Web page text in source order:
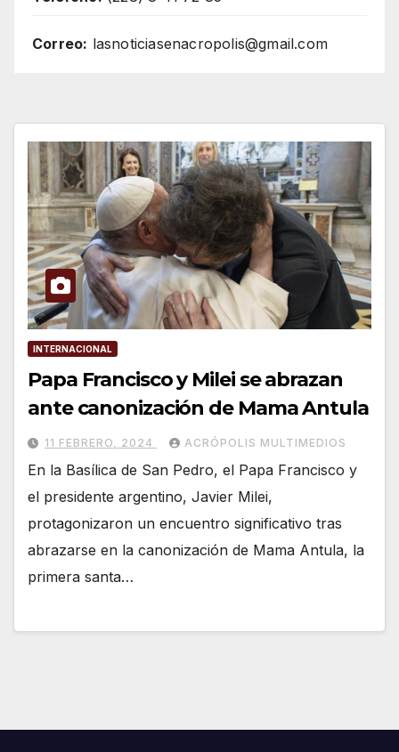
Correo: lasnoticiasenacropolis@gmail.com
INTERNACIONAL
Papa Francisco y Milei se abrazan
ante canonización de Mama Antula
11 FEBRERO, 2024 ACRÓPOLIS MULTIMEDIOS
En la Basílica de San Pedro, el Papa Francisco y
el presidente argentino, Javier Milei,
protagonizaron un encuentro significativo tras
abrazarse en la canonización de Mama Antula, la
primera santa…